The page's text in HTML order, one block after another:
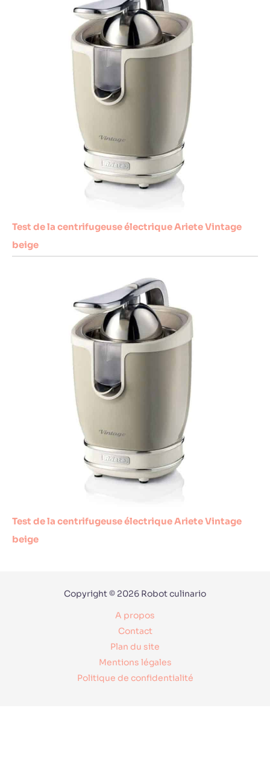
Test de la centrifugeuse électrique Ariete Vintage
beige
Test de la centrifugeuse électrique Ariete Vintage
beige
Copyright © 2026 Robot culinario
A propos
Contact
Plan du site
Mentions légales
Politique de confidentialité